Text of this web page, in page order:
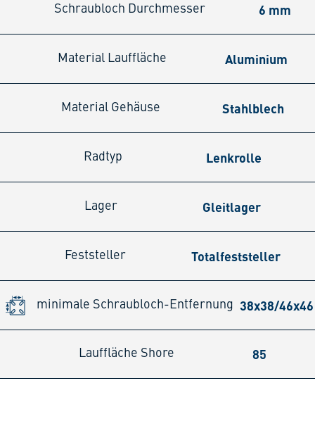
Schraubloch Durchmesser 6 mm
Material Lauffläche Aluminium
Material Gehäuse Stahlblech
Radtyp Lenkrolle
Lager Gleitlager
Feststeller Totalfeststeller
minimale Schraubloch-Entfernung 38x38/
Lauffläche Shore 85